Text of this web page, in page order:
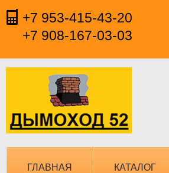
+7 953-415-43-20
+7 908-167-03-03
ГЛАВНАЯ КАТАЛОГ